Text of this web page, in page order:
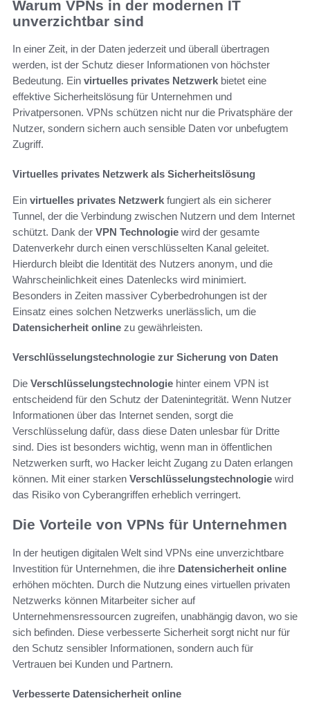
Warum VPNs in der modernen IT
unverzichtbar sind
In einer Zeit, in der Daten jederzeit und überall übertragen
werden, ist der Schutz dieser Informationen von höchster
Bedeutung. Ein virtuelles privates Netzwerk bietet eine
effektive Sicherheitslösung für Unternehmen und
Privatpersonen. VPNs schützen nicht nur die Privatsphäre der
Nutzer, sondern sichern auch sensible Daten vor unbefugtem
Zugriff.
Virtuelles privates Netzwerk als Sicherheitslösung
Ein virtuelles privates Netzwerk fungiert als ein sicherer
Tunnel, der die Verbindung zwischen Nutzern und dem Internet
schützt. Dank der VPN Technologie wird der gesamte
Datenverkehr durch einen verschlüsselten Kanal geleitet.
Hierdurch bleibt die Identität des Nutzers anonym, und die
Wahrscheinlichkeit eines Datenlecks wird minimiert.
Besonders in Zeiten massiver Cyberbedrohungen ist der
Einsatz eines solchen Netzwerks unerlässlich, um die
Datensicherheit online zu gewährleisten.
Verschlüsselungstechnologie zur Sicherung von Daten
Die Verschlüsselungstechnologie hinter einem VPN ist
entscheidend für den Schutz der Datenintegrität. Wenn Nutzer
Informationen über das Internet senden, sorgt die
Verschlüsselung dafür, dass diese Daten unlesbar für Dritte
sind. Dies ist besonders wichtig, wenn man in öffentlichen
Netzwerken surft, wo Hacker leicht Zugang zu Daten erlangen
können. Mit einer starken Verschlüsselungstechnologie wird
das Risiko von Cyberangriffen erheblich verringert.
Die Vorteile von VPNs für Unternehmen
In der heutigen digitalen Welt sind VPNs eine unverzichtbare
Investition für Unternehmen, die ihre Datensicherheit online
erhöhen möchten. Durch die Nutzung eines virtuellen privaten
Netzwerks können Mitarbeiter sicher auf
Unternehmensressourcen zugreifen, unabhängig davon, wo sie
sich befinden. Diese verbesserte Sicherheit sorgt nicht nur für
den Schutz sensibler Informationen, sondern auch für
Vertrauen bei Kunden und Partnern.
Verbesserte Datensicherheit online